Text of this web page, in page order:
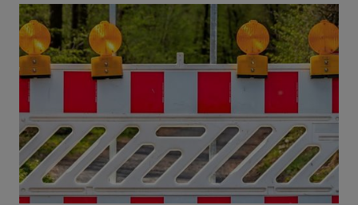
Vollsperrung der Talstraße in Grevenbroich-Kapellen